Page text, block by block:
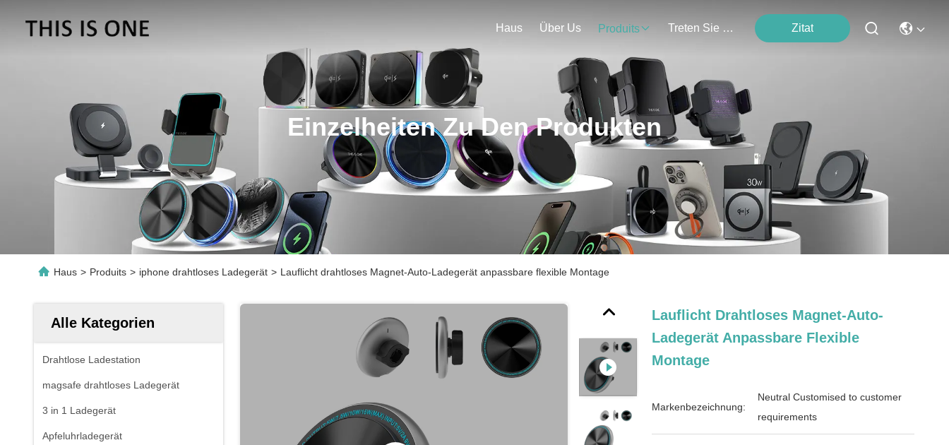
Haus Über Us Produits Treten Sie Mit Uns In Verbindung Zitat
Einzelheiten Zu Den Produkten
Haus > Produits > iphone drahtloses Ladegerät > Lauflicht drahtloses Magnet-Auto-Ladegerät anpassbare flexible Montage
Alle Kategorien
Drahtlose Ladestation
magsafe drahtloses Ladegerät
3 in 1 Ladegerät
Apfeluhrladegerät
Lauflicht Drahtloses Magnet-Auto-
Ladegerät Anpassbare Flexible
Montage
Markenbezeichnung:
Neutral Customised to customer
requirements